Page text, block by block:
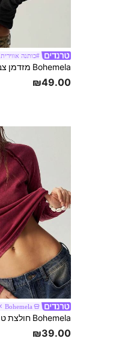
#כותנה אווירית
₪49.00
Bohemela
₪39.00